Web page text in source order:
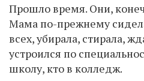
Прошло время. Они,
Мама по-прежнему
всех, убирала, стирала,
устроился по
школу, кто в колледж.